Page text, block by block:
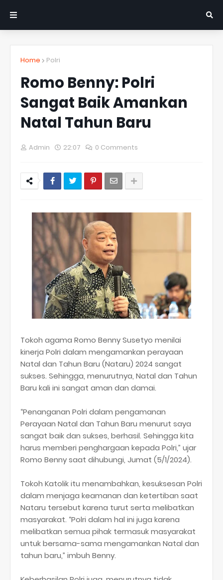
Home Polri
Romo Benny: Polri
Sangat Baik Amankan
Natal Tahun Baru
Admin 22:07 0 Comments
Tokoh agama Romo Benny Susetyo menilai
kinerja Polri dalam mengamankan perayaan
Natal dan Tahun Baru (Nataru) 2024 sangat
sukses. Sehingga, menurutnya, Natal dan Tahun
Baru kali ini sangat aman dan damai.
“Penanganan Polri dalam pengamanan
Perayaan Natal dan Tahun Baru menurut saya
sangat baik dan sukses, berhasil. Sehingga kita
harus memberi penghargaan kepada Polri,” ujar
Romo Benny saat dihubungi, Jumat (5/1/2024).
Tokoh Katolik itu menambahkan, kesuksesan Polri
dalam menjaga keamanan dan ketertiban saat
Nataru tersebut karena turut serta melibatkan
masyarakat. “Polri dalam hal ini juga karena
melibatkan semua pihak termasuk masyarakat
untuk bersama-sama mengamankan Natal dan
tahun baru,” imbuh Benny.